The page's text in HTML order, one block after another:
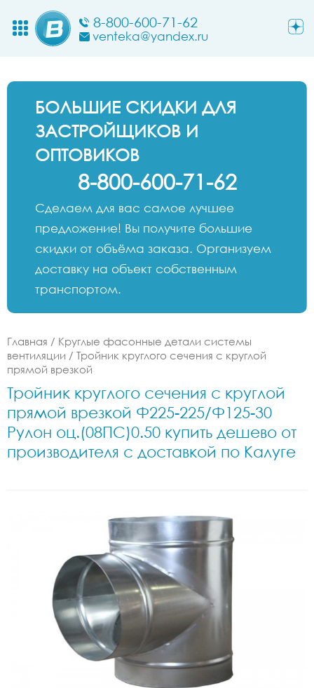
8-800-600-71-62
venteka@yandex.ru
БОЛЬШИЕ СКИДКИ ДЛЯ
ЗАСТРОЙЩИКОВ И
ОПТОВИКОВ
8-800-600-71-62
Сделаем для вас самое лучшее
предложение! Вы получите большие
скидки от объёма заказа. Организуем
доставку на объект собственным
транспортом.
Главная / Круглые фасонные детали системы
вентиляции / Тройник круглого сечения с круглой
прямой врезкой
Тройник круглого сечения с круглой
прямой врезкой Ф225-225/Ф125-30
Рулон оц.(08ПС)0.50 купить дешево от
производителя с доставкой по Калуге